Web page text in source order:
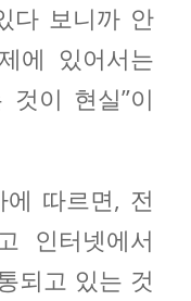
다 보니까 안
에 있어서는
이 현실”이
따르면, 전
인터넷에서
되고 있는 것